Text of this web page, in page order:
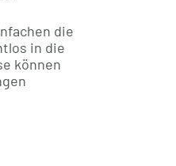
die
in die
können